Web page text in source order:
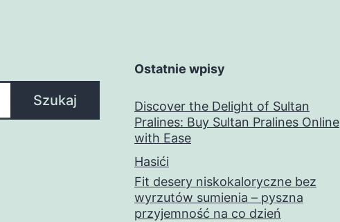
Szukaj
Ostatnie wpisy
Discover the Delight of Sultan
Pralines: Buy Sultan Pralines Online
with Ease
Hasići
Fit desery niskokaloryczne bez
wyrzutów sumienia – pyszna
przyjemność na co dzień